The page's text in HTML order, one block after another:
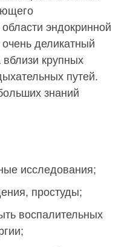
эндокринной
деликатный
крупных
путей.
знаний
исследования;
простуды;
воспалительных